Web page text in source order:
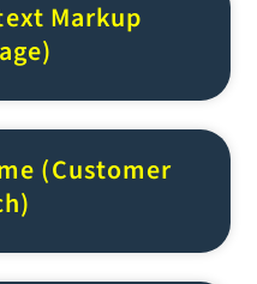
Markup
(Customer